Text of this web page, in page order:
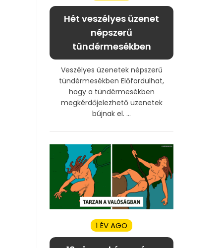
Hét veszélyes üzenet
népszerű
tündérmesékben
Veszélyes üzenetek népszerű
tündérmesékben Előfordulhat,
hogy a tündérmesékben
megkérdőjelezhető üzenetek
bújnak el. ...
1 ÉV AGO